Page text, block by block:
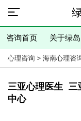
咨询首页 关于绿岛
心理咨询 > 海南心理咨
三亚心理医生_三
中心